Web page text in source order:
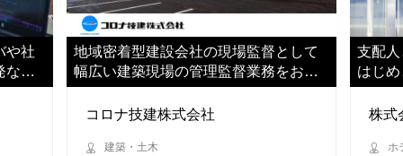
や社
など
地域密着型建設会社の現場監督として
幅広い建築現場の管理監督業務をお任
せします
コロナ技建株式会社
建築・土木
支配
はじ
任せ
株式
ホ